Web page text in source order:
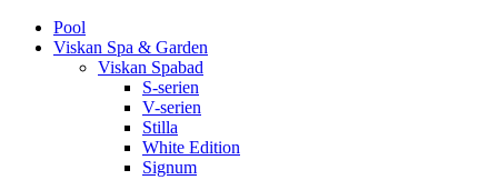
Pool
Viskan Spa & Garden
Viskan Spabad
S-serien
V-serien
Stilla
White Edition
Signum